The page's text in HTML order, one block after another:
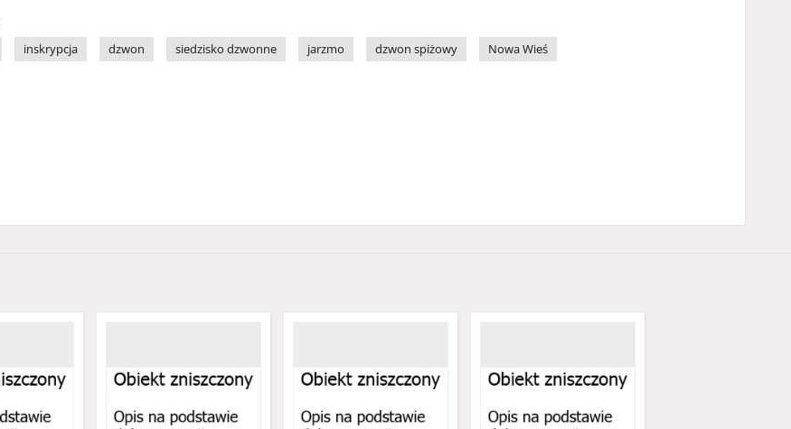
inskrypcja dzwon siedzisko dzwonne jarzmo dzwon spiżowy Nowa Wieś